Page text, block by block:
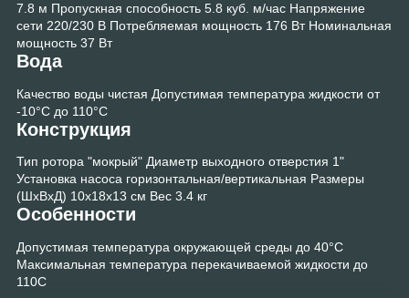
7.8 м Пропускная способность 5.8 куб. м/час Напряжение
сети 220/230 В Потребляемая мощность 176 Вт Номинальная
мощность 37 Вт
Вода
Качество воды чистая Допустимая температура жидкости от
-10°C до 110°C
Конструкция
Тип ротора "мокрый" Диаметр выходного отверстия 1"
Установка насоса горизонтальная/вертикальная Размеры
(ШхВхД) 10x18x13 см Вес 3.4 кг
Особенности
Допустимая температура окружающей среды до 40°C
Максимальная температура перекачиваемой жидкости до
110С